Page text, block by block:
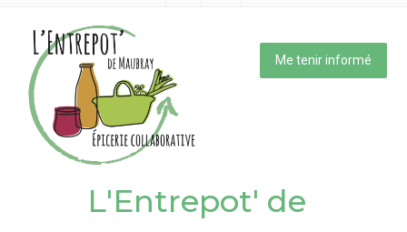
Me tenir informé
L'Entrepot' de